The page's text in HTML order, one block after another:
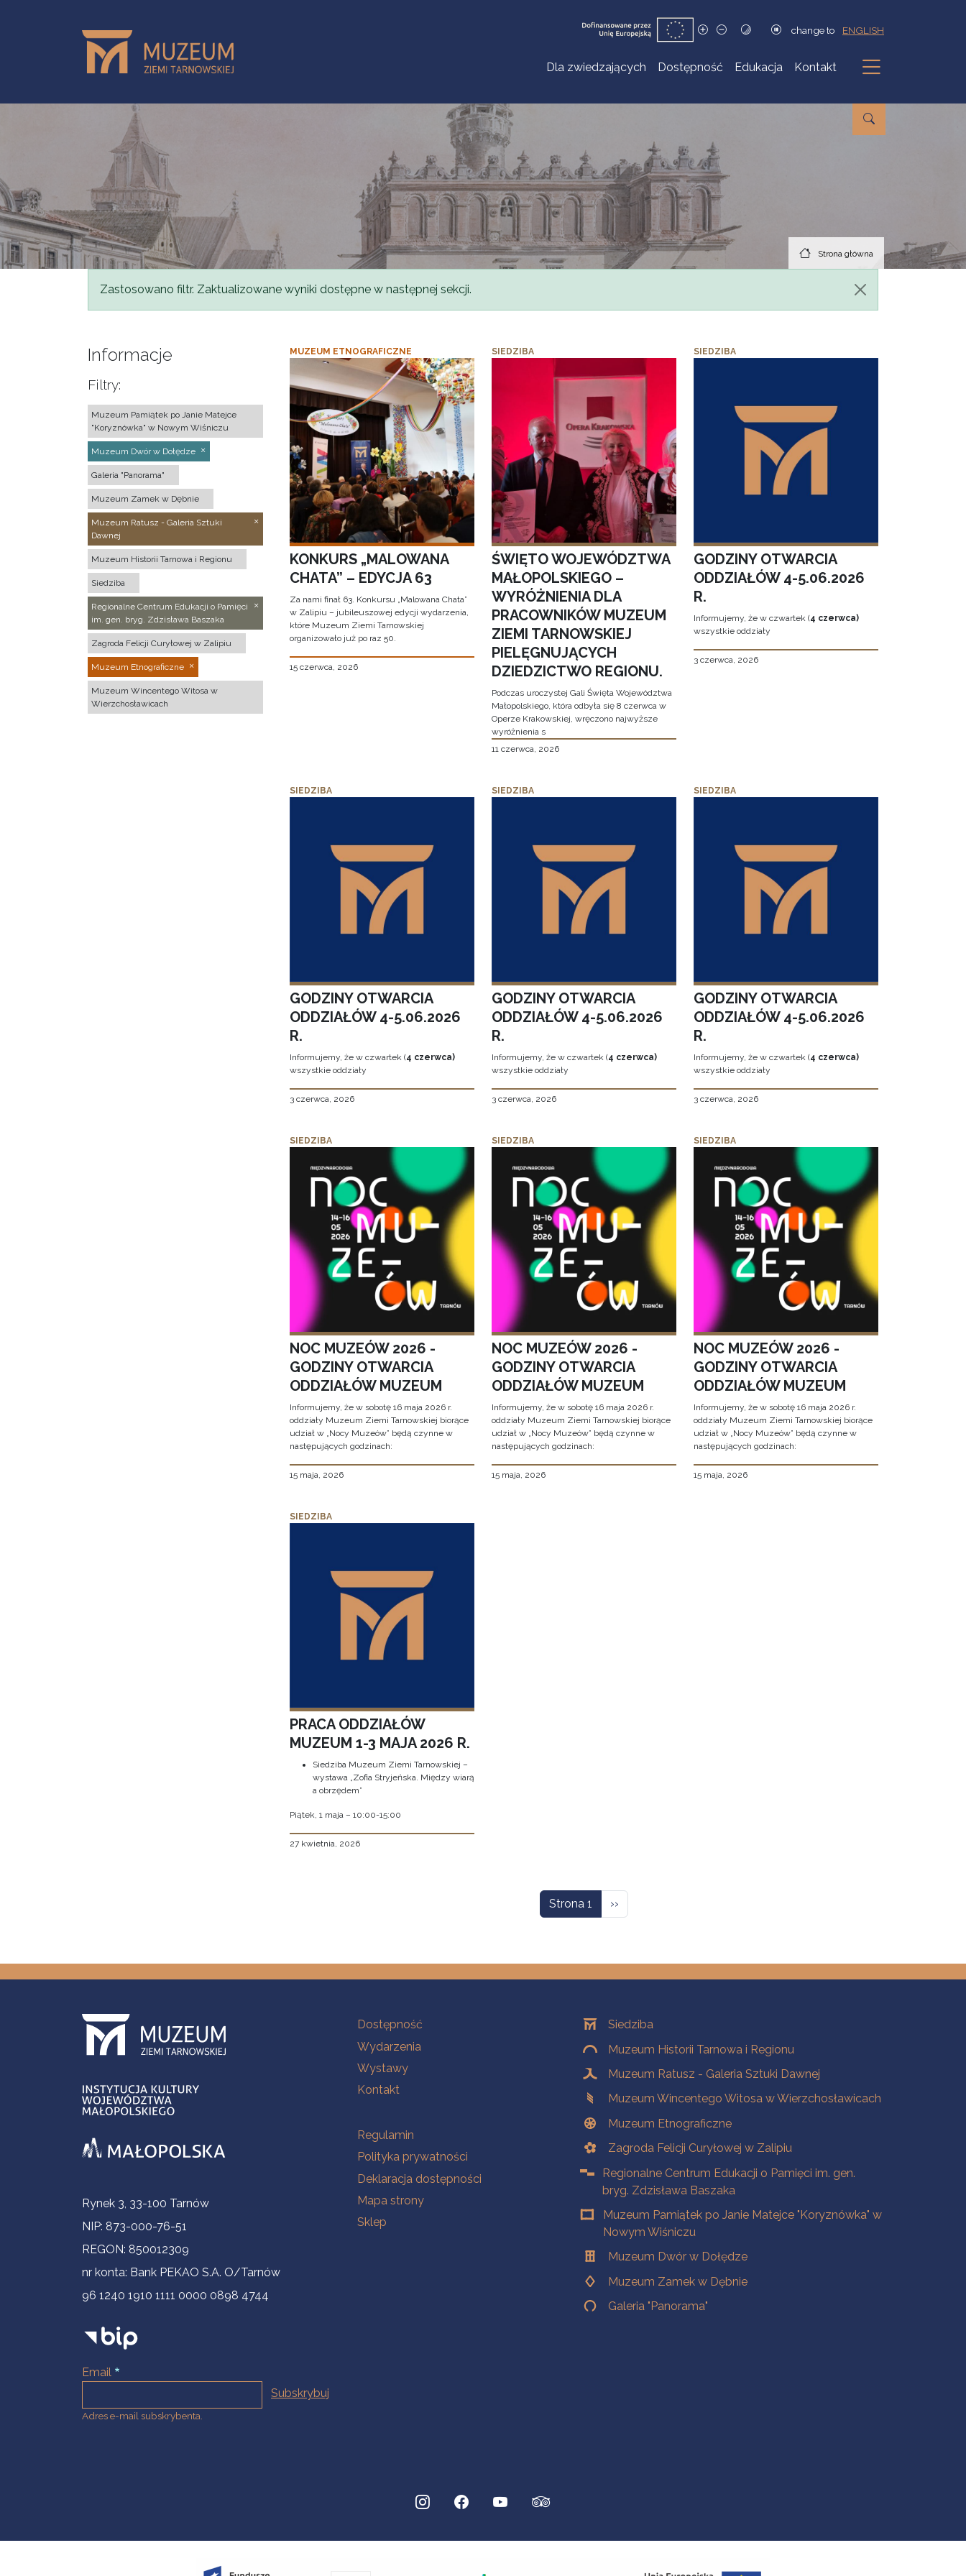
change to ENGLISH
Dla zwiedzających Dostępność Edukacja Kontakt
Podmenu
Strona główna
Komunikat
Zastosowano filtr. Zaktualizowane wyniki dostępne w następnej sekcji.
Informacje
Filtry:
Muzeum Pamiątek po Janie Matejce
"Koryznówka" w Nowym Wiśniczu
Muzeum Dwór w Dołędze
Galeria "Panorama"
Muzeum Zamek w Dębnie
Muzeum Ratusz - Galeria Sztuki
Dawnej
Muzeum Historii Tarnowa i Regionu
Siedziba
Regionalne Centrum Edukacji o Pamięci
im. gen. bryg. Zdzisława Baszaka
Zagroda Felicji Curyłowej w Zalipiu
Muzeum Etnograficzne
Muzeum Wincentego Witosa w
Wierzchosławicach
MUZEUM ETNOGRAFICZNE
KONKURS „MALOWANA
CHATA” – EDYCJA 63
Za nami finał 63. Konkursu „Malowana Chata”
w Zalipiu – jubileuszowej edycji wydarzenia,
które Muzeum Ziemi Tarnowskiej
organizowało już po raz 50.
15 czerwca, 2026
SIEDZIBA
ŚWIĘTO WOJEWÓDZTWA
MAŁOPOLSKIEGO –
WYRÓŻNIENIA DLA
PRACOWNIKÓW MUZEUM
ZIEMI TARNOWSKIEJ
PIELĘGNUJĄCYCH
DZIEDZICTWO REGIONU.
Podczas uroczystej Gali Święta Województwa
Małopolskiego, która odbyła się 8 czerwca w
Operze Krakowskiej, wręczono najwyższe
wyróżnienia s
11 czerwca, 2026
SIEDZIBA
GODZINY OTWARCIA
ODDZIAŁÓW 4-5.06.2026
R.
Informujemy, że w czwartek (4 czerwca)
wszystkie oddziały
3 czerwca, 2026
SIEDZIBA
GODZINY OTWARCIA
ODDZIAŁÓW 4-5.06.2026
R.
Informujemy, że w czwartek (4 czerwca)
wszystkie oddziały
3 czerwca, 2026
SIEDZIBA
GODZINY OTWARCIA
ODDZIAŁÓW 4-5.06.2026
R.
Informujemy, że w czwartek (4 czerwca)
wszystkie oddziały
3 czerwca, 2026
SIEDZIBA
GODZINY OTWARCIA
ODDZIAŁÓW 4-5.06.2026
R.
Informujemy, że w czwartek (4 czerwca)
wszystkie oddziały
3 czerwca, 2026
SIEDZIBA
NOC MUZEÓW 2026 -
GODZINY OTWARCIA
ODDZIAŁÓW MUZEUM
Informujemy, że w sobotę 16 maja 2026 r.
oddziały Muzeum Ziemi Tarnowskiej biorące
udział w „Nocy Muzeów” będą czynne w
następujących godzinach:
15 maja, 2026
SIEDZIBA
NOC MUZEÓW 2026 -
GODZINY OTWARCIA
ODDZIAŁÓW MUZEUM
Informujemy, że w sobotę 16 maja 2026 r.
oddziały Muzeum Ziemi Tarnowskiej biorące
udział w „Nocy Muzeów” będą czynne w
następujących godzinach:
15 maja, 2026
SIEDZIBA
NOC MUZEÓW 2026 -
GODZINY OTWARCIA
ODDZIAŁÓW MUZEUM
Informujemy, że w sobotę 16 maja 2026 r.
oddziały Muzeum Ziemi Tarnowskiej biorące
udział w „Nocy Muzeów” będą czynne w
następujących godzinach:
15 maja, 2026
SIEDZIBA
PRACA ODDZIAŁÓW
MUZEUM 1-3 MAJA 2026 R.
Siedziba Muzeum Ziemi Tarnowskiej –
wystawa „Zofia Stryjeńska. Między wiarą
a obrzędem”
Piątek, 1 maja – 10:00-15:00
27 kwietnia, 2026
Strona 1 Następna strona
››
Informacje kontaktowe
Rynek 3, 33-100 Tarnów
NIP: 873-000-76-51
REGON: 850012309
nr konta: Bank PEKAO S.A. O/Tarnów
96 1240 1910 1111 0000 0898 4744
Email
Adres e-mail subskrybenta.
Na skróty
Dostępność
Wydarzenia
Wystawy
Kontakt
Na skróty
Regulamin
Polityka prywatności
Deklaracja dostępności
Mapa strony
Sklep
OddziałySiedziba
Muzeum Historii Tarnowa i Regionu
Muzeum Ratusz - Galeria Sztuki Dawnej
Muzeum Wincentego Witosa w Wierzchosławicach
Muzeum Etnograficzne
Zagroda Felicji Curyłowej w Zalipiu
Regionalne Centrum Edukacji o Pamięci im. gen.
bryg. Zdzisława Baszaka
Muzeum Pamiątek po Janie Matejce "Koryznówka" w
Nowym Wiśniczu
Muzeum Dwór w Dołędze
Muzeum Zamek w Dębnie
Galeria "Panorama"